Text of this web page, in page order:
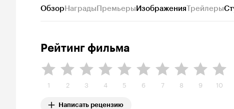
ОбзорНаградыПремьерыИзображенияТрейлеры
Рейтинг фильма
1 2 3 4 5 6 7 8 9 10
Написать рецензию